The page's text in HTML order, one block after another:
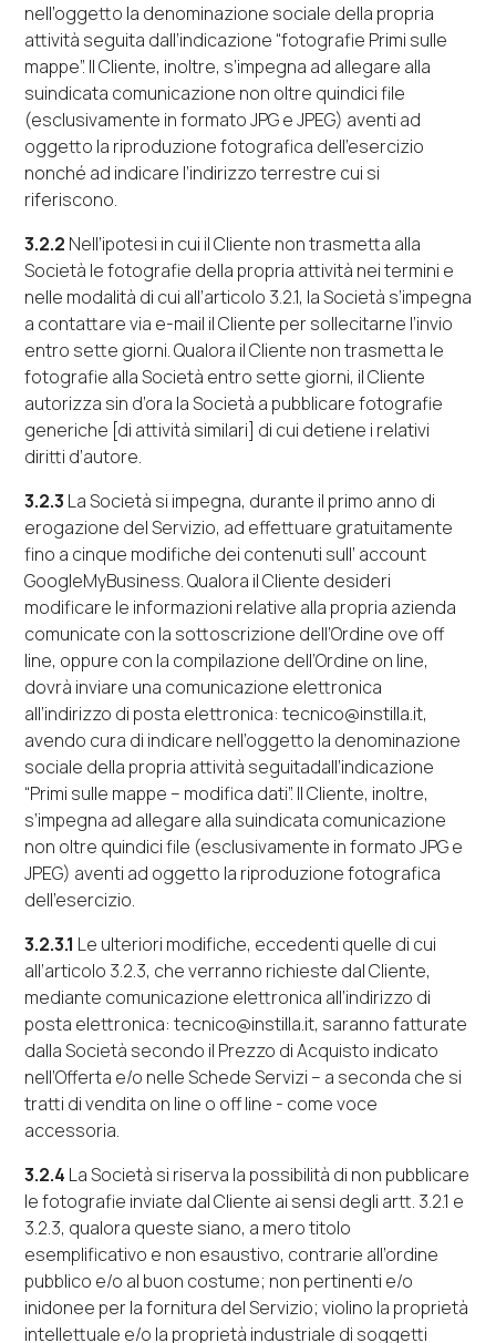
nell’oggetto la denominazione sociale della propria
attività seguita dall’indicazione “fotografie Primi sulle
mappe”. Il Cliente, inoltre, s’impegna ad allegare alla
suindicata comunicazione non oltre quindicifile
(esclusivamente in formato JPG e JPEG) aventi ad
oggetto la riproduzione fotografica dell’esercizio
nonché ad indicare l’indirizzo terrestre cui si
riferiscono.
3.2.2 Nell’ipotesi in cui il Cliente non trasmetta alla
Società le fotografie della propria attività nei termini e
nelle modalità di cui all’articolo 3.2.1, la Società s’impegna
a contattare via e-mail il Cliente per sollecitarne l’invio
entro sette giorni. Qualora il Cliente non trasmetta le
fotografie alla Società entro sette giorni, il Cliente
autorizza sin d’ora la Società a pubblicare fotografie
generiche [di attività similari] di cui detiene i relativi
diritti d’autore.
3.2.3 La Società si impegna, durante il primo anno di
erogazione del Servizio, ad effettuare gratuitamente
fino a cinque modifiche dei contenuti sull’ account
GoogleMyBusiness. Qualora il Cliente desideri
modificare le informazioni relative alla propria azienda
comunicate con la sottoscrizione dell’Ordine ove off
line, oppure con la compilazione dell’Ordine on line,
dovrà inviare una comunicazione elettronica
all’indirizzo di posta elettronica: tecnico@instilla.it,
avendo cura di indicare nell’oggetto la denominazione
sociale della propria attività seguitadall’indicazione
“Primi sulle mappe – modifica dati”. Il Cliente, inoltre,
s’impegna ad allegare alla suindicata comunicazione
non oltre quindicifile (esclusivamente in formato JPG e
JPEG) aventi ad oggetto la riproduzione fotografica
dell’esercizio.
3.2.3.1 Le ulteriori modifiche, eccedenti quelle di cui
all’articolo 3.2.3, che verranno richieste dal Cliente,
mediante comunicazione elettronica all’indirizzo di
posta elettronica: tecnico@instilla.it, saranno fatturate
dalla Società secondo il Prezzo di Acquisto indicato
nell’Offerta e/o nelle Schede Servizi – a seconda che si
tratti di vendita on line o off line - come voce
accessoria.
3.2.4 La Società si riserva la possibilità di non pubblicare
le fotografie inviate dal Cliente ai sensi degli artt. 3.2.1 e
3.2.3, qualora queste siano, a mero titolo
esemplificativo e non esaustivo, contrarie all’ordine
pubblico e/o al buon costume; non pertinenti e/o
inidonee per la fornitura del Servizio; violino la proprietà
intellettuale e/o la proprietà industriale di soggetti